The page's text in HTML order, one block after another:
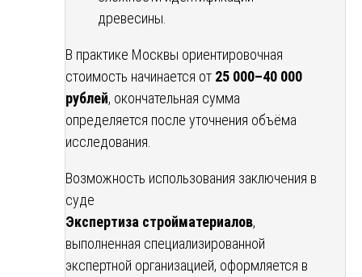
древесины.
В практике Москвы ориентировочная
стоимость начинается от 25 000–40 000
рублей, окончательная сумма
определяется после уточнения объёма
исследования.
Возможность использования заключения в
суде
Экспертиза стройматериалов,
выполненная специализированной
экспертной организацией, оформляется в